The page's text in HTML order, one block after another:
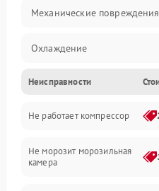
Механические повреждения
Охлаждение
Механика
Электропитание
Дренаж
Неисправности
Не работает компрессор
Не морозит морозильная
камера